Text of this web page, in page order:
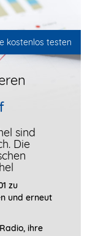
kostenlos testen
sind
Die
zu
und erneut
ihre